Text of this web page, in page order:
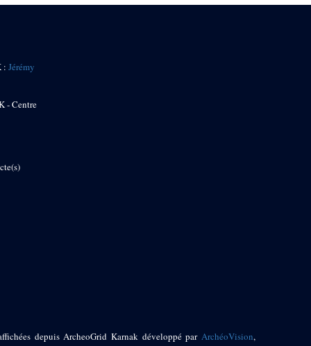
:Jérémy
- Centre
depuis ArcheoGrid Karnak développé par ArchéoVision,